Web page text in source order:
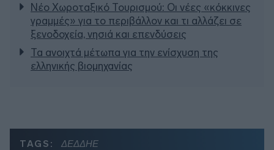
Νέο Χωροταξικό Τουρισμού: Οι νέες «κόκκινες
γραμμές» για το περιβάλλον και τι αλλάζει σε
ξενοδοχεία, νησιά και επενδύσεις
Τα ανοιχτά μέτωπα για την ενίσχυση της
ελληνικής βιομηχανίας
TAGS:
ΔΕΔΔΗΕ